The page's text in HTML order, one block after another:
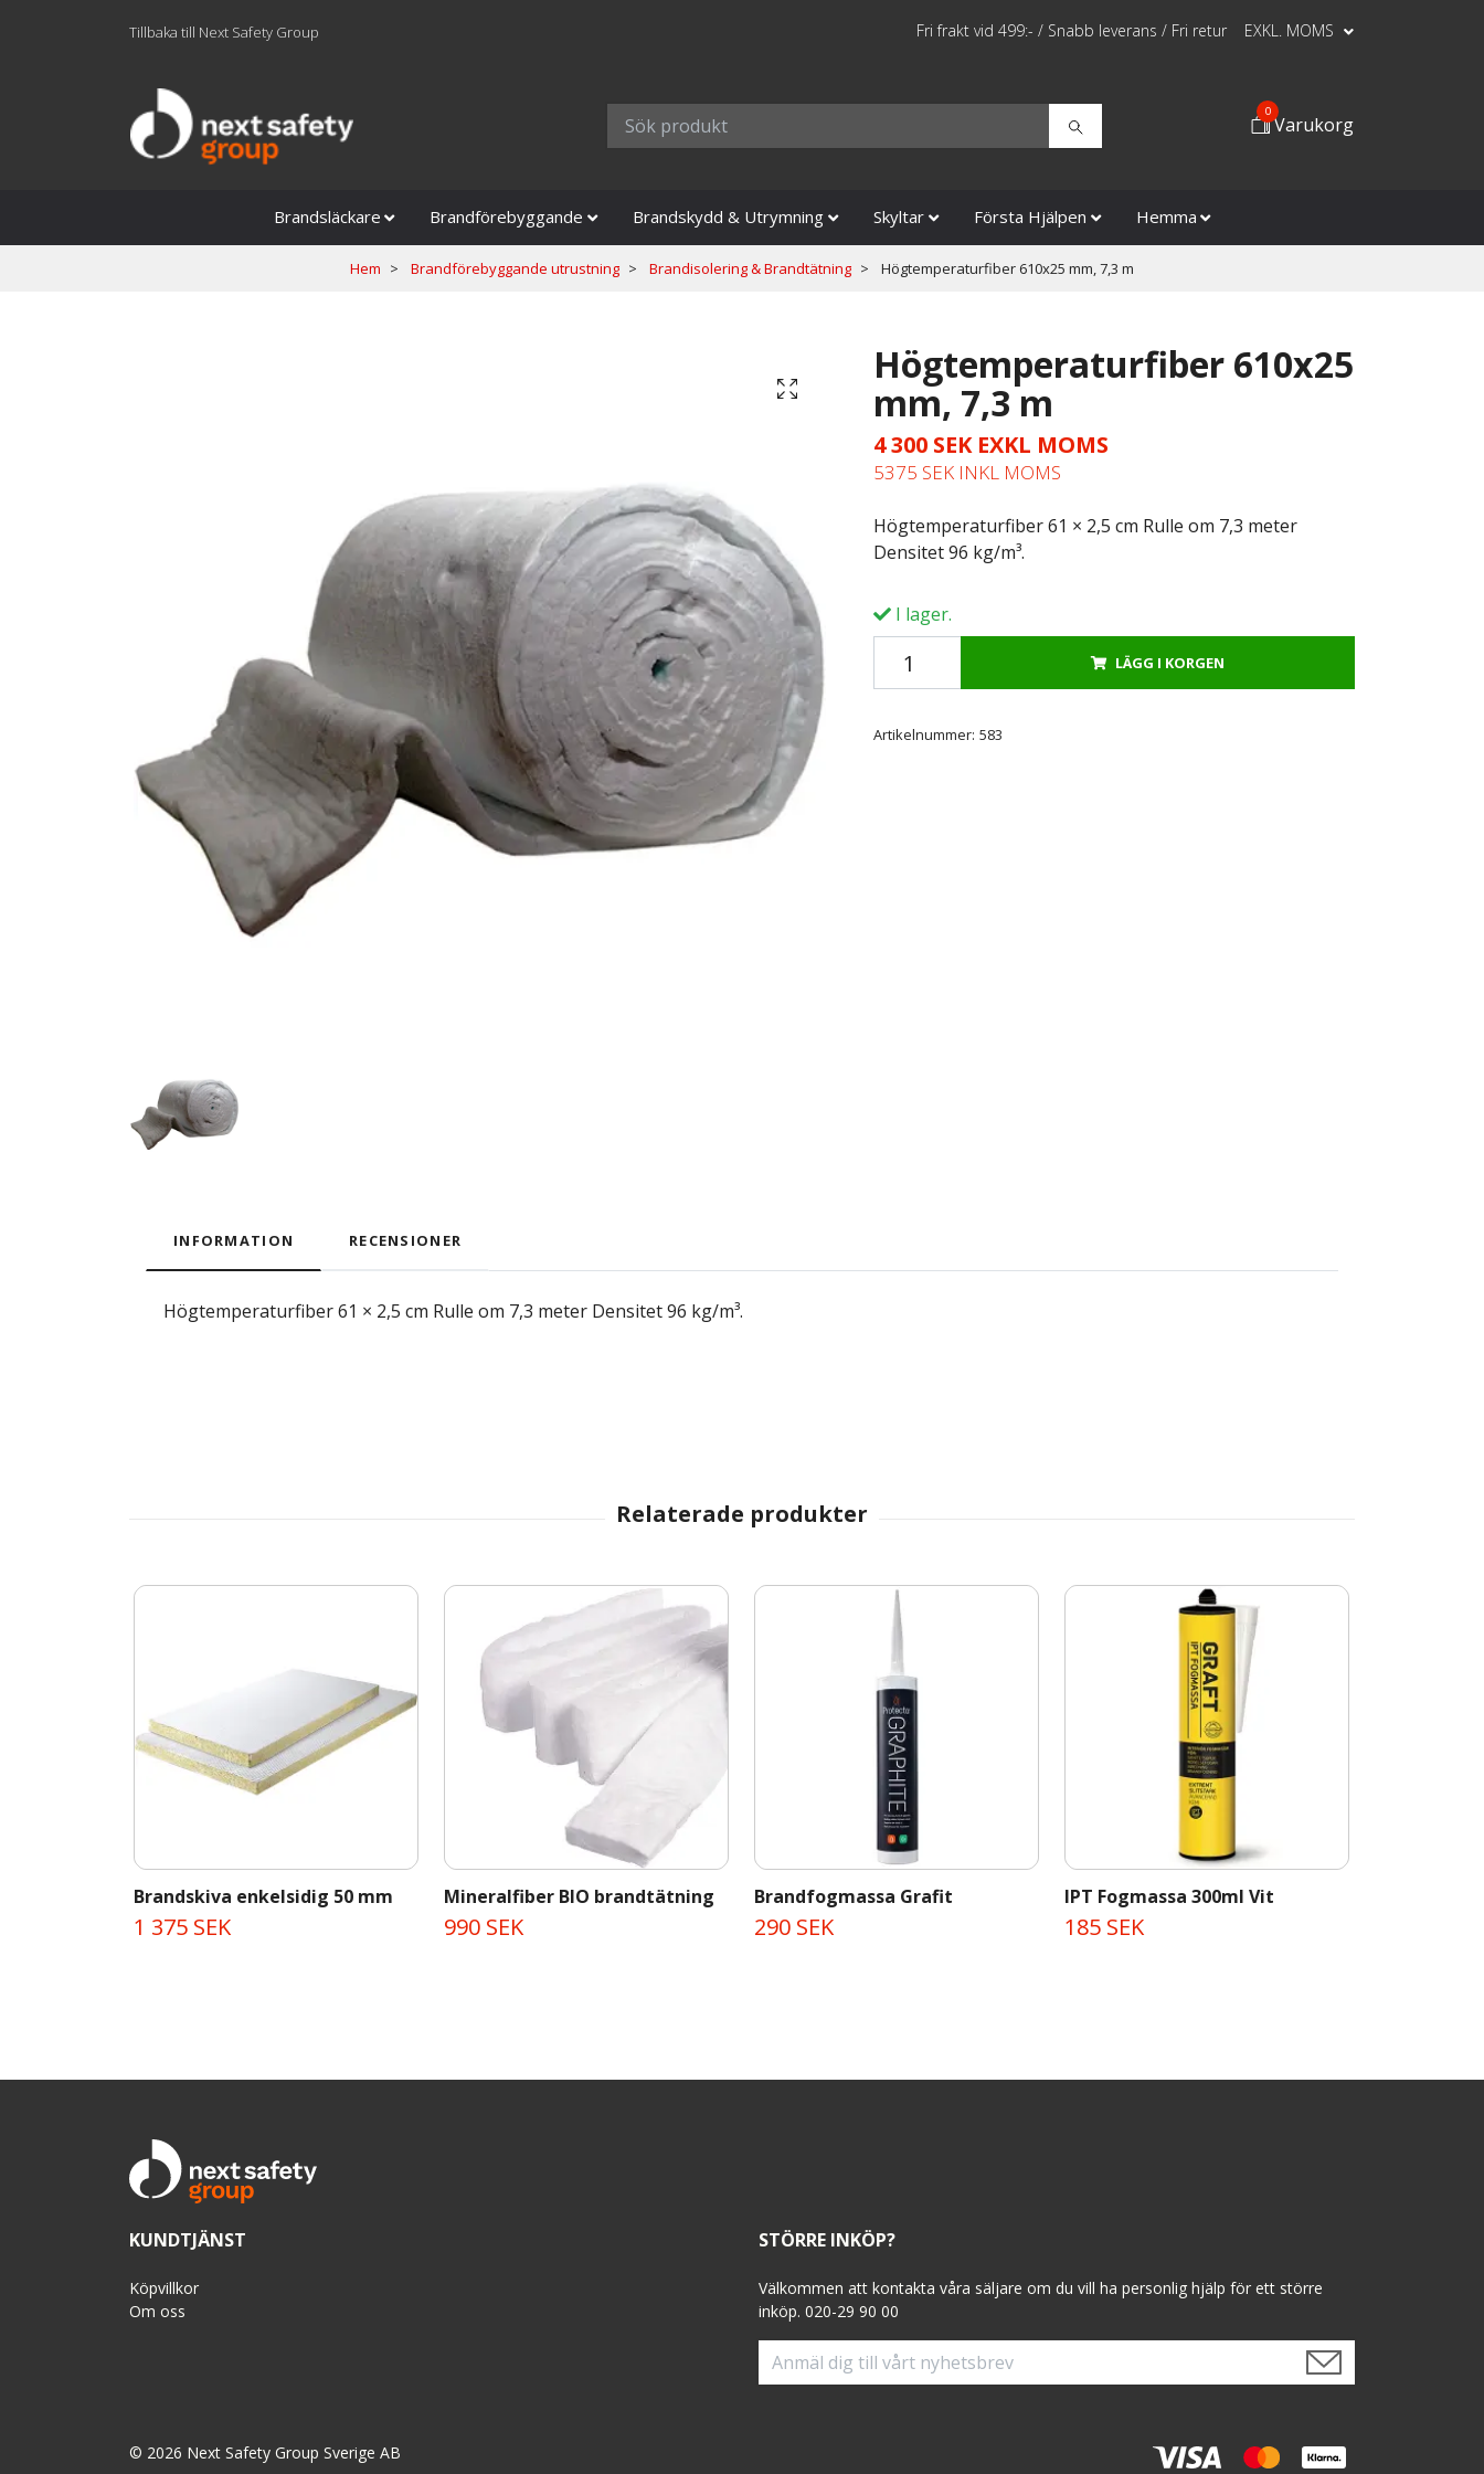
Tillbaka till Next Safety Group Fri frakt vid 499:- / Snabb leverans / Fri retur EXKL. MOMS
0
Varukorg
Brandsläckare Brandförebyggande Brandskydd & Utrymning Skyltar Första Hjälpen Hemma
Hem Brandförebyggande utrustning Brandisolering & Brandtätning Högtemperaturfiber 610x25 mm, 7,3 m
Högtemperaturfiber 610x25
mm, 7,3 m
4 300 SEK EXKL MOMS
5375 SEK INKL MOMS
Högtemperaturfiber 61 × 2,5 cm Rulle om 7,3 meter
Densitet 96 kg/m³.
I lager.
LÄGG I KORGEN
Artikelnummer: 583
INFORMATION RECENSIONER
Högtemperaturfiber 61 × 2,5 cm Rulle om 7,3 meter Densitet 96 kg/m³.
Brandskiva enkelsidig 50 mm
1 375 SEK
Mineralfiber BIO brandtätning
990 SEK
Brandfogmassa Grafit
290 SEK
IPT Fogmassa 300ml Vit
185 SEK
KUNDTJÄNST
Köpvillkor
Om oss
STÖRRE INKÖP?
Välkommen att kontakta våra säljare om du vill ha personlig hjälp för ett större
inköp. 020-29 90 00
© 2026 Next Safety Group Sverige AB